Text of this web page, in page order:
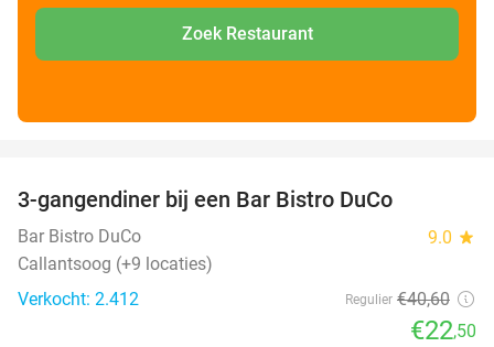
Zoek Restaurant
3-gangendiner bij een Bar Bistro DuCo
Bar Bistro DuCo 9.0 star
Callantsoog (+9 locaties)
Verkocht: 2.412
Regulier €40,60
€22,50